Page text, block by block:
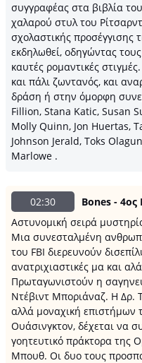
συγγραφέας στα βιβλία
χαλαρού στυλ του
σχολαστικής προσέγγισης
εκδηλωθεί, οδηγώντας
καυτές ρομαντικές
και πάλι ζωντανός, και
δράση ή στην όμορφη
Fillion, Stana Katic, Susan
Molly Quinn, Jon Huertas,
Johnson Jerald, Toks
Marlowe .
02:30
Bones - 4ος
Αστυνομική σειρά
Μια συνεσταλμένη
του FBI διερευνούν
ανατριχιαστικές μα και
Πρωταγωνιστούν η
Ντέβιντ Μποριάναζ. Η Δρ.
αλλά μοναχική επιστήμων
Ουάσινγκτον, δέχεται να
γοητευτικό πράκτορα της
Μπουθ. Οι δυο τους